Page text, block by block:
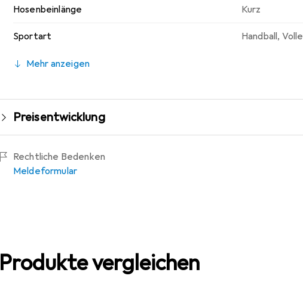
Hosenbeinlänge Kurz
Sportart Handball,
Mehr anzeigen
Preisentwicklung
Rechtliche Bedenken
Meldeformular
Produkte vergleichen